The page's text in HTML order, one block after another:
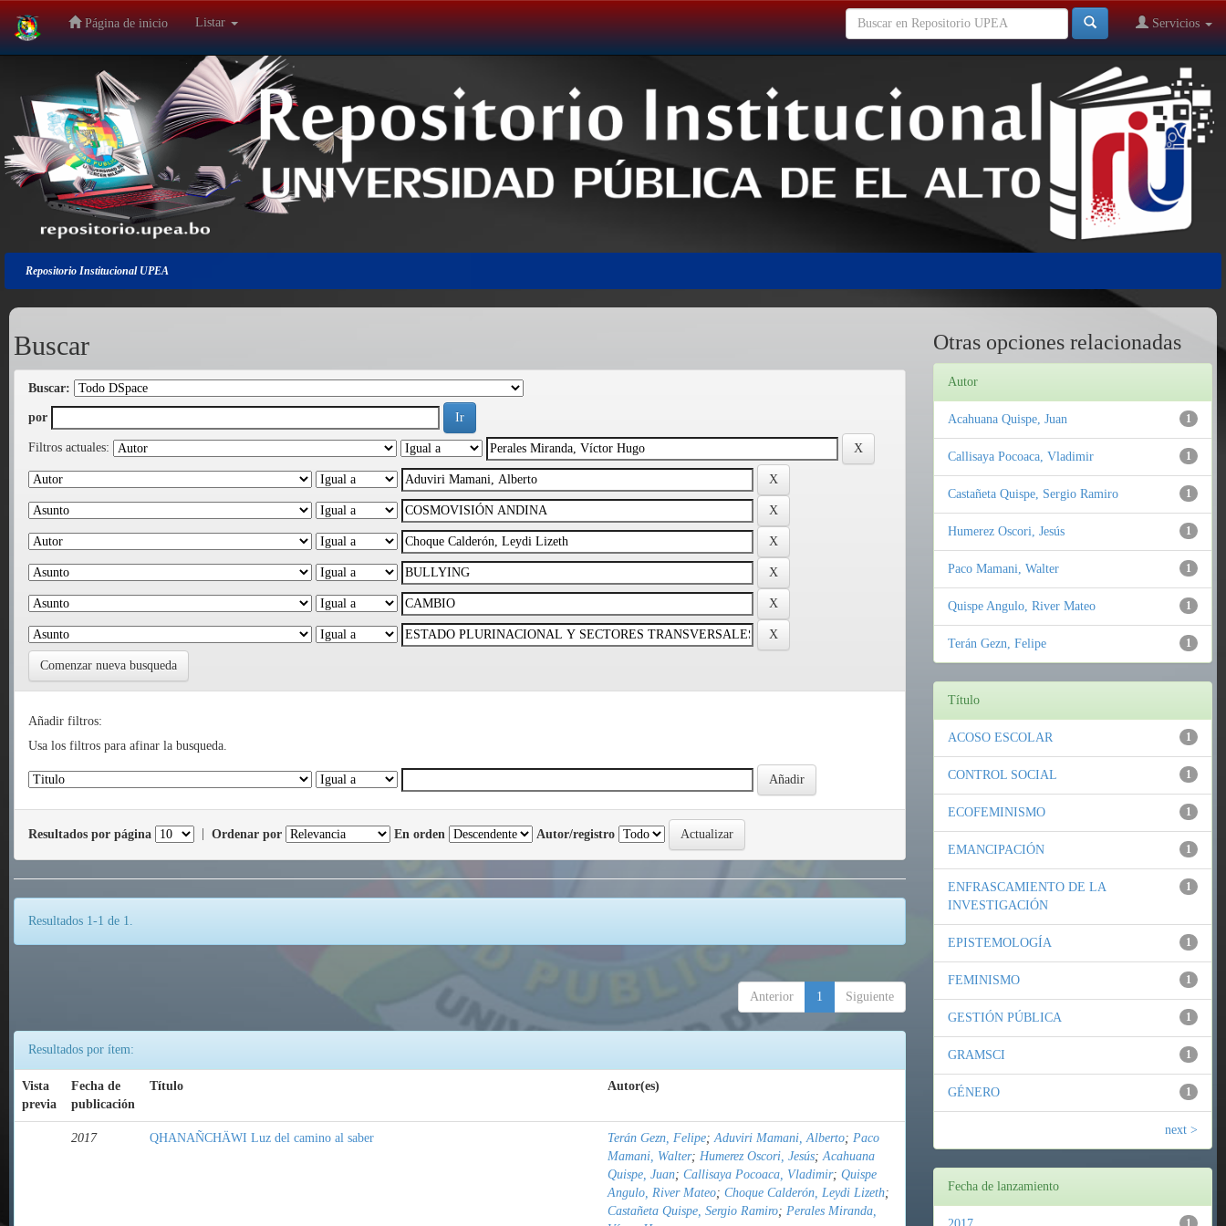
Salir
navegación
Página de inicio Listar Servicios
Repositorio Institucional UPEA
Buscar
Buscar:
por
Filtros actuales:
Comenzar nueva busqueda
Añadir filtros:
Usa los filtros para afinar la busqueda.
Resultados por página Ordenar por En orden Autor/registro
Resultados 1-1 de 1.
Anterior 1 Siguiente
Resultados por ítem:
Vista
previa
Fecha de
publicación
Título Autor(es)
2017 QHANAÑCHÄWI Luz del camino al saber Terán Gezn, Felipe;Aduviri Mamani, Alberto; Paco
Mamani, Walter; Humerez Oscori, Jesús;Acahuana
Quispe, Juan; Callisaya Pocoaca, Vladimir; Quispe
Angulo, River Mateo; Choque Calderón, Leydi Lizeth;
Castañeta Quispe, Sergio Ramiro; Perales Miranda,
Otras opciones relacionadas
Autor
1
Acahuana Quispe, Juan
1
Callisaya Pocoaca, Vladimir
1
Castañeta Quispe, Sergio Ramiro
1
Humerez Oscori, Jesús
1
Paco Mamani, Walter
1
Quispe Angulo, River Mateo
1
Terán Gezn, Felipe
Título
1
ACOSO ESCOLAR
1
CONTROL SOCIAL
1
ECOFEMINISMO
1
EMANCIPACIÓN
1
ENFRASCAMIENTO DE LA
INVESTIGACIÓN
1
EPISTEMOLOGÍA
1
FEMINISMO
1
GESTIÓN PÚBLICA
1
GRAMSCI
1
GÉNERO
next >
Fecha de lanzamiento